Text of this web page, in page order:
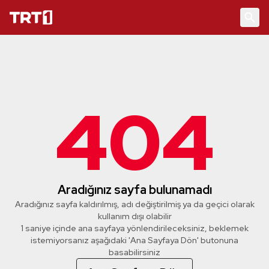
404
Aradığınız sayfa bulunamadı
Aradığınız sayfa kaldırılmış, adı değiştirilmiş ya da geçici olarak
kullanım dışı olabilir
1 saniye içinde ana sayfaya yönlendirileceksiniz, beklemek
istemiyorsanız aşağıdaki 'Ana Sayfaya Dön' butonuna
basabilirsiniz